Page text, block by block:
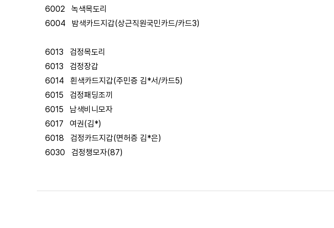
6002 녹색목도리
6004 밤색카드지갑(상근직원국민카드/카드3)
6013 검정목도리
6013 검정장갑
6014 흰색카드지갑(주민증 김*서/카드5)
6015 검정패딩조끼
6015 남색비니모자
6017 여권(김*)
6018 검정카드지갑(면허증 김*은)
6030 검정챙모자(87)